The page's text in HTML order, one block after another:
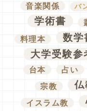
音楽関係 バ
学術書
料理本
数学
大学受験参
台本
占い
宗教
仏
イスラム教